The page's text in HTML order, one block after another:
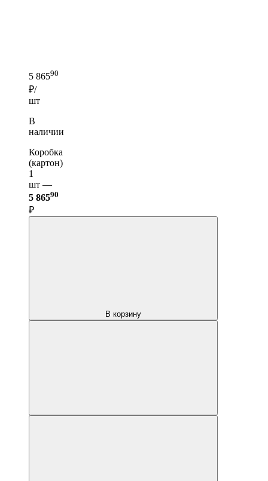
5 86590
₽/
шт
В
наличии
Коробка
(картон)
1
шт —
5 86590
₽
В корзину